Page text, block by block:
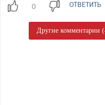
ОТВЕТИТЬ
Другие комментарии